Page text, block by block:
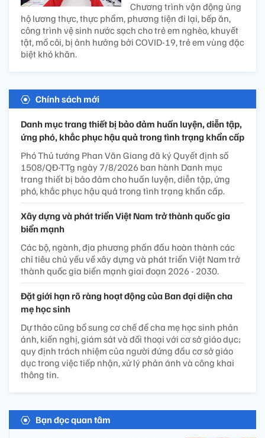
Chương trình vận động ủng
hộ lương thực, thực phẩm, phương tiện đi lại, bếp ăn,
công trình vệ sinh nước sạch cho trẻ em nghèo, khuyết
tật, mồ côi, bị ảnh hưởng bởi COVID-19, trẻ em vùng đặc
biệt khó khăn.
Chính sách mới
Danh mục trang thiết bị bảo đảm huấn luyện, diễn tập,
ứng phó, khắc phục hậu quả trong tình trạng khẩn cấp
Phó Thủ tướng Phan Văn Giang đã ký Quyết định số
1508/QĐ-TTg ngày 7/8/2026 ban hành Danh mục
trang thiết bị bảo đảm cho huấn luyện, diễn tập, ứng
phó, khắc phục hậu quả trong tình trạng khẩn cấp.
Xây dựng và phát triển Việt Nam trở thành quốc gia
biển mạnh
Các bộ, ngành, địa phương phấn đấu hoàn thành các
chỉ tiêu chủ yếu về xây dựng và phát triển Việt Nam trở
thành quốc gia biển mạnh giai đoạn 2026 - 2030.
Đặt giới hạn rõ ràng hoạt động của Ban đại diện cha
mẹ học sinh
Dự thảo cũng bổ sung cơ chế để cha mẹ học sinh phản
ánh, kiến nghị, giám sát và đối thoại với cơ sở giáo dục;
quy định trách nhiệm của người đứng đầu cơ sở giáo
dục trong việc tiếp nhận, xử lý phản ánh và công khai
thông tin.
Bạn đọc quan tâm